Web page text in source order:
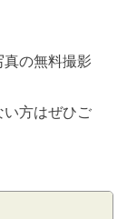
の無料撮影
方はぜひご